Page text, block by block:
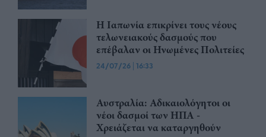
Η Ιαπωνία επικρίνει τους νέους
τελωνειακούς δασμούς που
επέβαλαν οι Ηνωμένες Πολιτείες
24/07/26 | 16:33
Αυστραλία: Αδικαιολόγητοι οι
νέοι δασμοί των ΗΠΑ -
Χρειάζεται να καταργηθούν